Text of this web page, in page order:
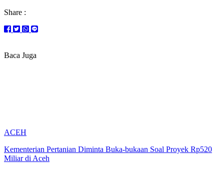
Share :
Baca Juga
ACEH
Kementerian Pertanian Diminta Buka-bukaan Soal Proyek Rp520
Miliar di Aceh